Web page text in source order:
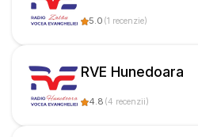
5.0 (1 recenzie)
RVE Hunedoara
4.8 (4 recenzii)